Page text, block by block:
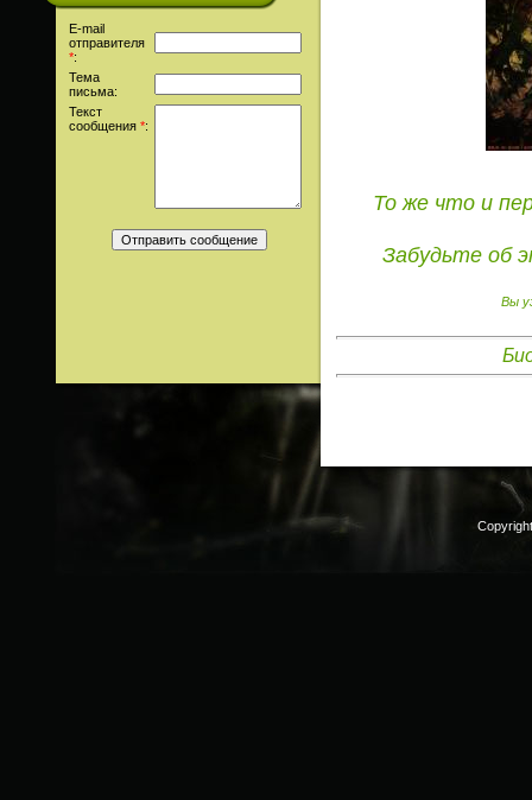
E-mail
отправителя
*:
Тема
письма:
Текст
сообщения *:
То же что и
Забудьте об
Вы